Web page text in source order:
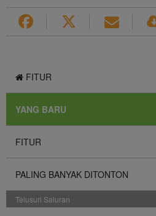
FITUR
YANG BARU
FITUR
PALING BANYAK DITONTON
Telusuri Saluran